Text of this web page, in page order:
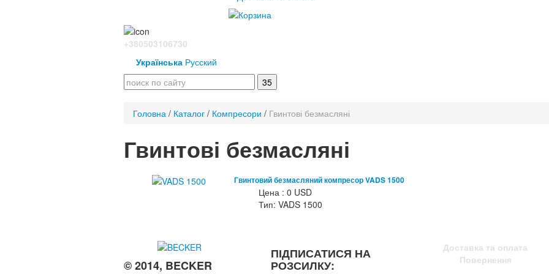
+380503106730
Українська Русский
Головна / Каталог / Компресори / Гвинтові безмасляні
Гвинтові безмасляні
Гвинтовий безмасляний компресор VADS 1500
Цена : 0 USD
Тип: VADS 1500
© 2014, BECKER
ПІДПИСАТИСЯ НА
РОЗСИЛКУ:
Доставка та оплата
Повернення